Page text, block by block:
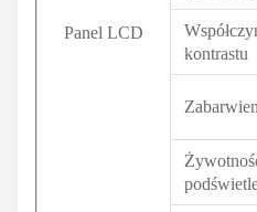
Panel LCD
kontrastu